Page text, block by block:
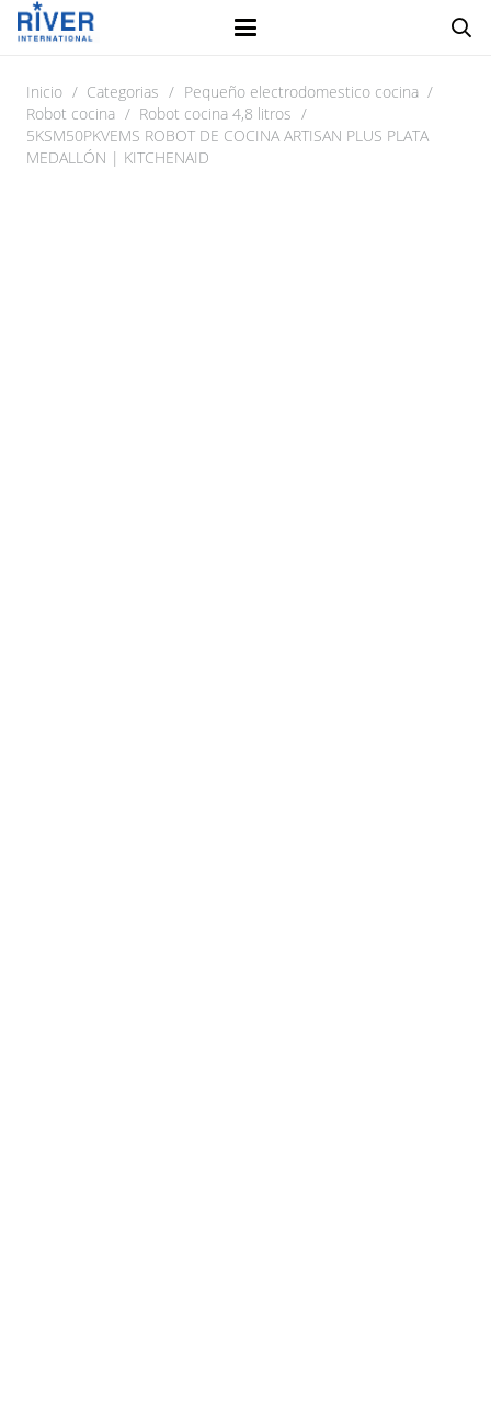
Inicio / Categorias / Pequeño electrodomestico cocina /
Robot cocina / Robot cocina 4,8 litros /
5KSM50PKVEMS ROBOT DE COCINA ARTISAN PLUS PLATA
MEDALLÓN | KITCHENAID